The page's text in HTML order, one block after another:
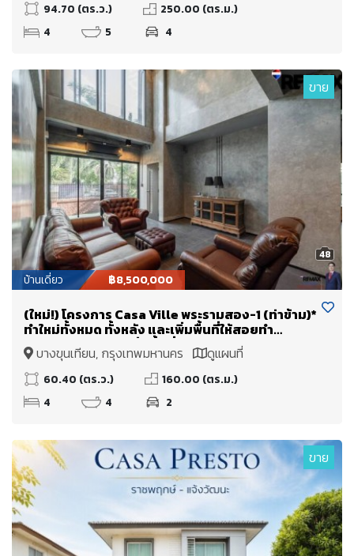
94.70 (ตร.ว.)
250.00 (ตร.ม.)
4
5 4
48
ขาย
บ้านเดี่ยว ฿8,500,000
(ใหม่!) โครงการ Casa Ville พระรามสอง-1 (ท่าข้าม)*
ทำใหม่ทั้งหมด ทั้งหลัง และเพิ่มพื้นที่ให้สอยทำ
Double Volume เพิ่มพื้นที่ใช้สอย + จาก 160 ตร.ม.
(+80 เป็นเกือบ 240 ตร.ม.)
บางขุนเทียน, กรุงเทพมหานคร ดูแผนที่
60.40 (ตร.ว.)
160.00 (ตร.ม.)
4
4 2
ขาย